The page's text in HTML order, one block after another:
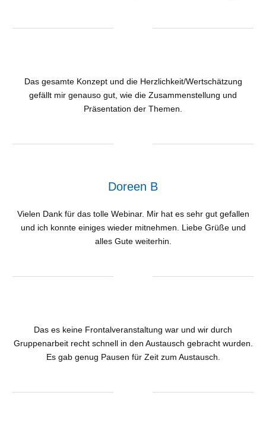
Das gesamte Konzept und die Herzlichkeit/Wertschätzung
gefällt mir genauso gut, wie die Zusammenstellung und
Präsentation der Themen.
Doreen B
Vielen Dank für das tolle Webinar. Mir hat es sehr gut gefallen
und ich konnte einiges wieder mitnehmen. Liebe Grüße und
alles Gute weiterhin.
Das es keine Frontalveranstaltung war und wir durch
Gruppenarbeit recht schnell in den Austausch gebracht wurden.
Es gab genug Pausen für Zeit zum Austausch.